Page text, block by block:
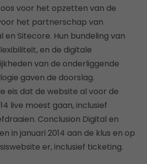
voor het opzetten van de
het partnerschap van
en Sitecore. Hun bundeling van
en de digitale
van de onderliggende
gaven de doorslag.
eis dat de website al voor de
live moest gaan, inclusief
Conclusion Digital en
in januari 2014 aan de klus en op
er, inclusief ticketing.